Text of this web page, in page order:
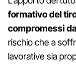
formativo del
compromessi
rischio che a
lavorative sia